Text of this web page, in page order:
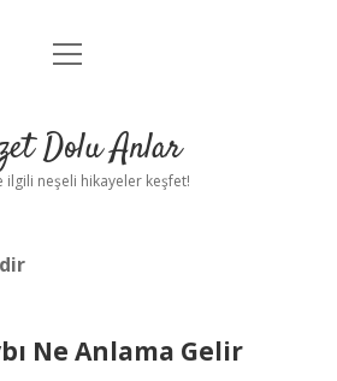
Anasayfa
Yasal Uyarı
menüyü
Dolu Anlar
ilgili neşeli hikayeler keşfet!
Ne Anlama Gelir